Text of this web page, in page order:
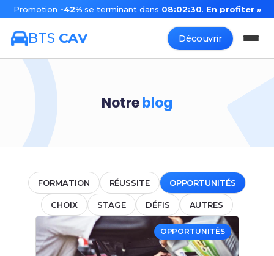
Promotion -42%se terminant dans 08:02:30. En profiter »
BTS CAV Découvrir
Notreblog
FORMATION RÉUSSITE OPPORTUNITÉS
CHOIX STAGE DÉFIS AUTRES
OPPORTUNITÉS